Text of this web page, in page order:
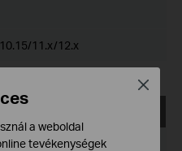
11.x/12.x
a weboldal
tevékenységek
Close